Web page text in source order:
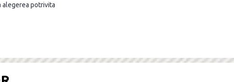
alegerea potrivita